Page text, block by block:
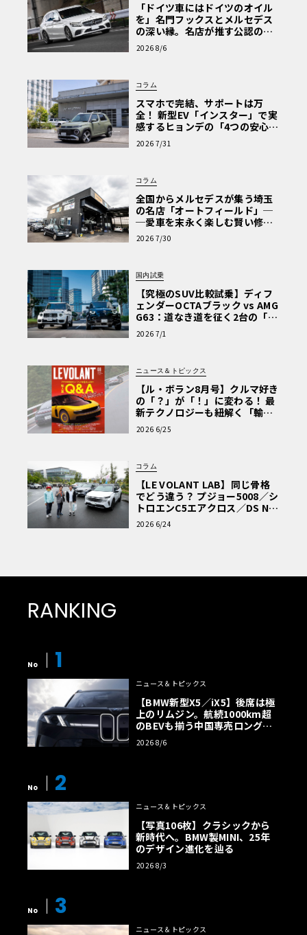
「ドイツ車にはドイツのオイル
を」名門フックスとメルセデス
の深い縁。名店が推す公認の安
心と、Cクラスで味わうシルキー
な走り〈PR〉
2026 8/6
コラム
スマホで完結、サポートは万
全！ 新型EV「インスター」で実
感するヒョンデの「4つの安心」
【第1回・ヒョンデ6つの疑問：
Why? Hyundai?】〈PR〉
2026 7/31
コラム
全国からメルセデスが集う埼玉
の名店「オートフィールド」─
─愛車を末永く楽しむ賢い修理
術と、プロがフックス製オイル
を選ぶ理由〈PR〉
2026 7/30
国内試乗
【究極のSUV比較試乗】ディフ
ェンダーOCTAブラック vs AMG
G63：道なき道を征く2台の「対
極的アプローチ」
2026 7/1
ニュース＆トピックス
【ル・ボラン8月号】クルマ好き
の「？」が「！」に変わる！ 最
新テクノロジーも紐解く「輸入
車Q&A」
2026 6/25
コラム
【LE VOLANT LAB】同じ骨格
でどう違う？ プジョー5008／シ
トロエンC5エアクロス／DS Nº4
読者一気乗りレポート
2026 6/24
RANKING
No 1
ニュース＆トピックス
【BMW新型X5／iX5】後席は極
上のリムジン。航続1000km超
のBEVも揃う中国専売ロング仕
様の全貌
2026 8/6
No 2
ニュース＆トピックス
【写真106枚】クラシックから
新時代へ。BMW製MINI、25年
のデザイン進化を辿る
2026 8/3
No 3
ニュース＆トピックス